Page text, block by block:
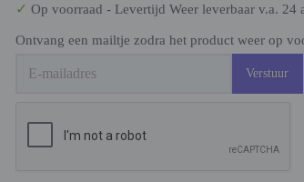
✓ Op voorraad - Levertijd Weer leverbaar v.a. 24
Ontvang een mailtje zodra het product weer op
Verstuur